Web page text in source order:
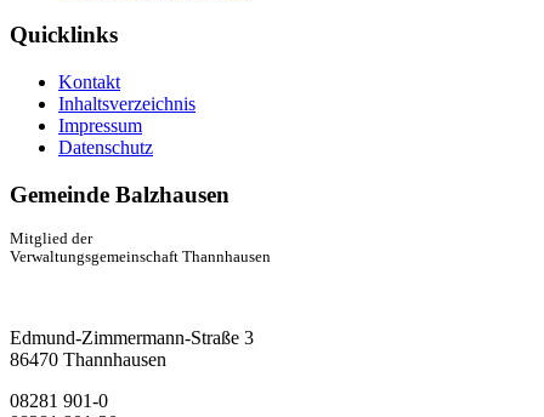
Quicklinks
Kontakt
Inhaltsverzeichnis
Impressum
Datenschutz
Gemeinde Balzhausen
Mitglied der
Verwaltungsgemeinschaft Thannhausen
Edmund-Zimmermann-Straße 3
86470 Thannhausen
08281 901-0